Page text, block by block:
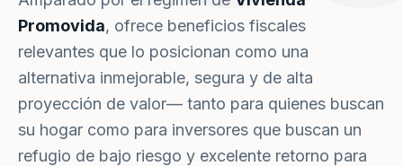
Promovida, ofrece beneficios fiscales
relevantes que lo posicionan como una
alternativa inmejorable, segura y de alta
proyección de valor— tanto para quienes buscan
su hogar como para inversores que buscan un
refugio de bajo riesgo y excelente retorno para